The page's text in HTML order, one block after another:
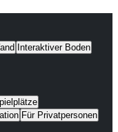
Interaktiver Boden
Für Privatpersonen